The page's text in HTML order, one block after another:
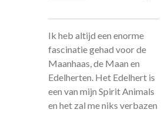
Ik heb altijd een enorme
fascinatie gehad voor de
Maanhaas, de Maan en
Edelherten. Het Edelhert is
een van mijn Spirit Animals
en het zal me niks verbazen